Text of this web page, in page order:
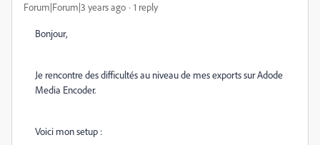
Forum|Forum|3 years ago 1 reply
Bonjour,
Je rencontre des difficultés au niveau de mes exports sur Adode
Media Encoder.
Voici mon setup :